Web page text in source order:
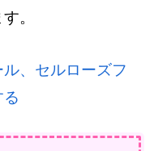
。
、セルローズフ